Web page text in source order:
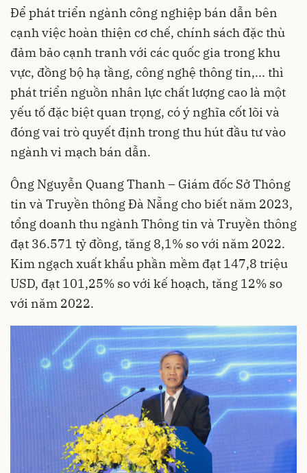
Để phát triển ngành công nghiệp bán dẫn bên
cạnh việc hoàn thiện cơ chế, chính sách đặc thù
đảm bảo cạnh tranh với các quốc gia trong khu
vực, đồng bộ hạ tầng, công nghệ thông tin,... thì
phát triển nguồn nhân lực chất lượng cao là một
yếu tố đặc biệt quan trọng, có ý nghĩa cốt lõi và
đóng vai trò quyết định trong thu hút đầu tư vào
ngành vi mạch bán dẫn.
Ông Nguyễn Quang Thanh – Giám đốc Sở Thông
tin và Truyền thông Đà Nẵng cho biết năm 2023,
tổng doanh thu ngành Thông tin và Truyền thông
đạt 36.571 tỷ đồng, tăng 8,1% so với năm 2022.
Kim ngạch xuất khẩu phần mềm đạt 147,8 triệu
USD, đạt 101,25% so với kế hoạch, tăng 12% so
với năm 2022.